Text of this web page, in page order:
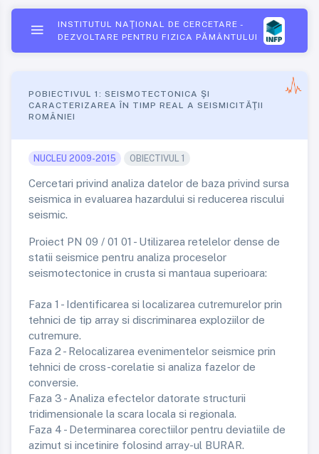
INSTITUTUL NAŢIONAL DE CERCETARE -
DEZVOLTARE PENTRU FIZICA PĂMÂNTULUI
POBIECTIVUL 1: SEISMOTECTONICA ŞI
CARACTERIZAREA ÎN TIMP REAL A SEISMICITĂŢII
ROMÂNIEI
NUCLEU 2009-2015 OBIECTIVUL 1
Cercetari privind analiza datelor de baza privind sursa
seismica in evaluarea hazardului si reducerea riscului
seismic.
Proiect PN 09 / 01 01 - Utilizarea retelelor dense de
statii seismice pentru analiza proceselor
seismotectonice in crusta si mantaua superioara:
Faza 1 - Identificarea si localizarea cutremurelor prin
tehnici de tip array si discriminarea exploziilor de
cutremure.
Faza 2 - Relocalizarea evenimentelor seismice prin
tehnici de cross-corelatie si analiza fazelor de
conversie.
Faza 3 - Analiza efectelor datorate structurii
tridimensionale la scara locala si regionala.
Faza 4 - Determinarea corectiilor pentru deviatiile de
azimut si incetinire folosind array-ul BURAR.